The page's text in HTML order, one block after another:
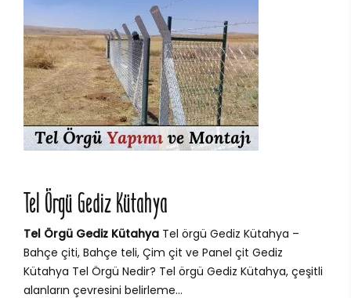
Tel Örgü Gediz Kütahya
Tel Örgü Gediz Kütahya Tel örgü Gediz Kütahya –
Bahçe çiti, Bahçe teli, Çim çit ve Panel çit Gediz
Kütahya Tel Örgü Nedir? Tel örgü Gediz Kütahya, çeşitli
alanların çevresini belirleme...